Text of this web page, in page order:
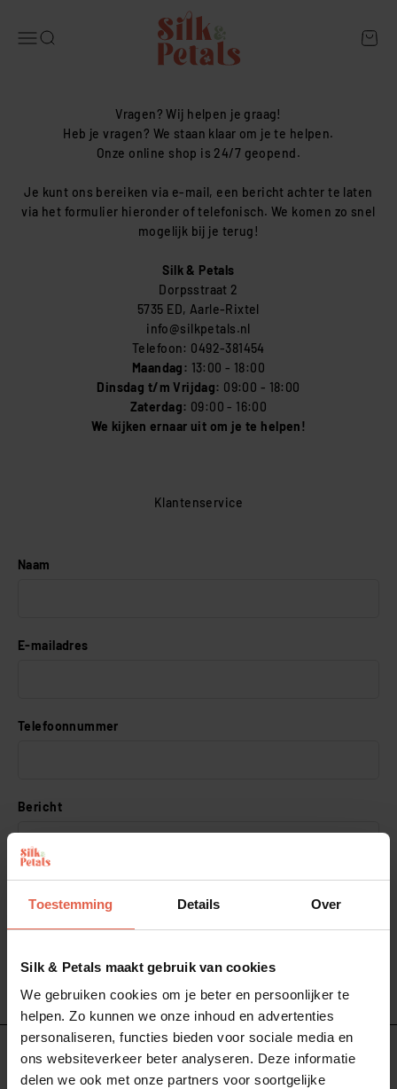
Toestemming Details Over
Silk & Petals maakt gebruik van cookies
We gebruiken cookies om je beter en persoonlijker te
helpen. Zo kunnen we onze inhoud en advertenties
personaliseren, functies bieden voor sociale media en
ons websiteverkeer beter analyseren. Deze informatie
delen we ook met onze partners voor soortgelijke
Navigatiemenu openen
Zoeken openen
Silk & Petals
Vragen? Wij helpen je graag!
Heb je vragen? We staan klaar om je te helpen.
Onze online shop is 24/7 geopend.
Je kunt ons bereiken via e-mail, een bericht achter te laten
via het formulier hieronder of telefonisch. We komen zo snel
mogelijk bij je terug!
Silk & Petals
Dorpsstraat 2
5735 ED, Aarle-Rixtel
info@silkpetals.nl
Telefoon: 0492-381454
Maandag: 13:00 - 18:00
Dinsdag t/m Vrijdag: 09:00 - 18:00
Zaterdag: 09:00 - 16:00
We kijken ernaar uit om je te helpen!
Klantenservice
Naam
E-mailadres
Telefoonnummer
Bericht
Nieuwsbrief